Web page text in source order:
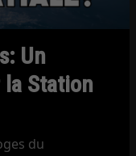
Un
Station
du